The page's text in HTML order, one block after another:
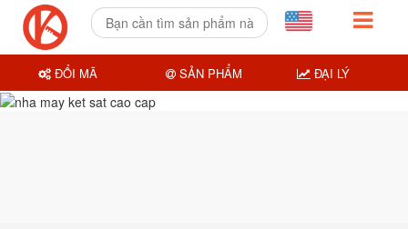
ĐỔI MÃ SẢN PHẨM ĐẠI LÝ